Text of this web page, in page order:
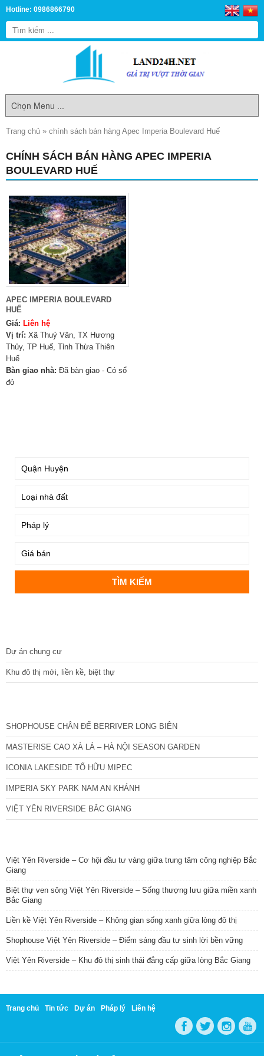
Hotline: 0986866790
Trang chủ » chính sách bán hàng Apec Imperia Boulevard Huế
CHÍNH SÁCH BÁN HÀNG APEC IMPERIA
BOULEVARD HUẾ
APEC IMPERIA BOULEVARD
HUẾ
Giá: Liên hệ
Vị trí: Xã Thuỷ Vân, TX Hương
Thủy, TP Huế, Tỉnh Thừa Thiên
Huế
Bàn giao nhà: Đã bàn giao - Có sổ
đỏ
Dự án chung cư
Khu đô thị mới, liền kề, biệt thự
SHOPHOUSE CHÂN ĐẾ BERRIVER LONG BIÊN
MASTERISE CAO XÀ LÁ – HÀ NỘI SEASON GARDEN
ICONIA LAKESIDE TỐ HỮU MIPEC
IMPERIA SKY PARK NAM AN KHÁNH
VIỆT YÊN RIVERSIDE BẮC GIANG
Việt Yên Riverside – Cơ hội đầu tư vàng giữa trung tâm công nghiệp Bắc
Giang
Biệt thự ven sông Việt Yên Riverside – Sống thượng lưu giữa miền xanh
Bắc Giang
Liền kề Việt Yên Riverside – Không gian sống xanh giữa lòng đô thị
Shophouse Việt Yên Riverside – Điểm sáng đầu tư sinh lời bền vững
Việt Yên Riverside – Khu đô thị sinh thái đẳng cấp giữa lòng Bắc Giang
Trang chủ Tin tức Dự án Pháp lý Liên hệ